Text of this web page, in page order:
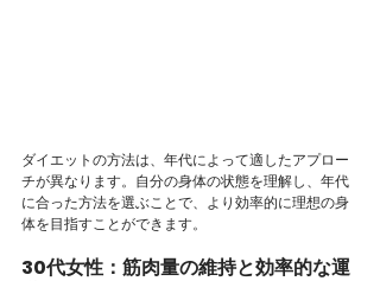
ダイエットの方法は、年代によって適したアプロー
チが異なります。自分の身体の状態を理解し、年代
に合った方法を選ぶことで、より効率的に理想の身
体を目指すことができます。
30代女性：筋肉量の維持と効率的な運